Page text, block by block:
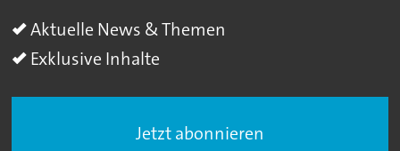
Aktuelle News & Themen
Exklusive Inhalte
Jetzt abonnieren